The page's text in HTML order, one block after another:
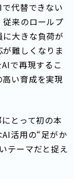
代替できない
来のロールプ
大きな負荷が
難しくなりま
で再現するこ
い育成を実現
とって初の本
活用の“足がか
テーマだと捉え